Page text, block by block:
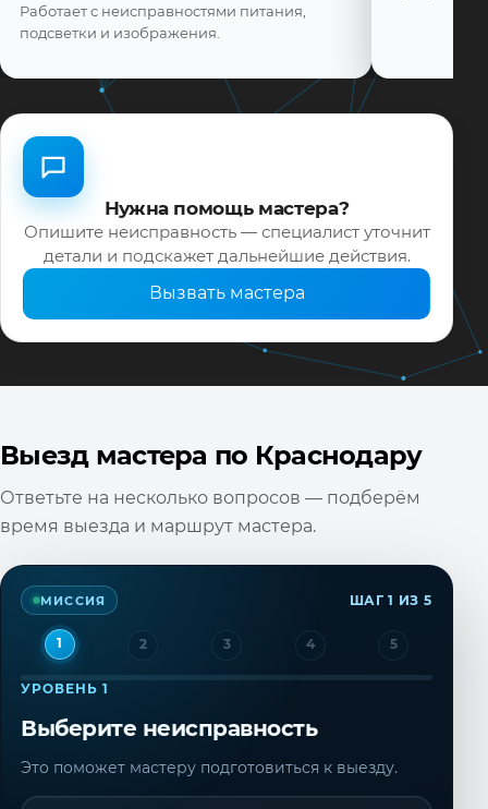
Работает с неисправностями питания,
подсветки и изображения.
Нужна помощь мастера?
Опишите неисправность — специалист уточнит
детали и подскажет дальнейшие действия.
Вызвать мастера
Выезд мастера по Краснодару
Ответьте на несколько вопросов — подберём
время выезда и маршрут мастера.
МИССИЯ ШАГ 1 ИЗ 5
1 2 3 4 5
УРОВЕНЬ 1
Выберите неисправность
Это поможет мастеру подготовиться к выезду.